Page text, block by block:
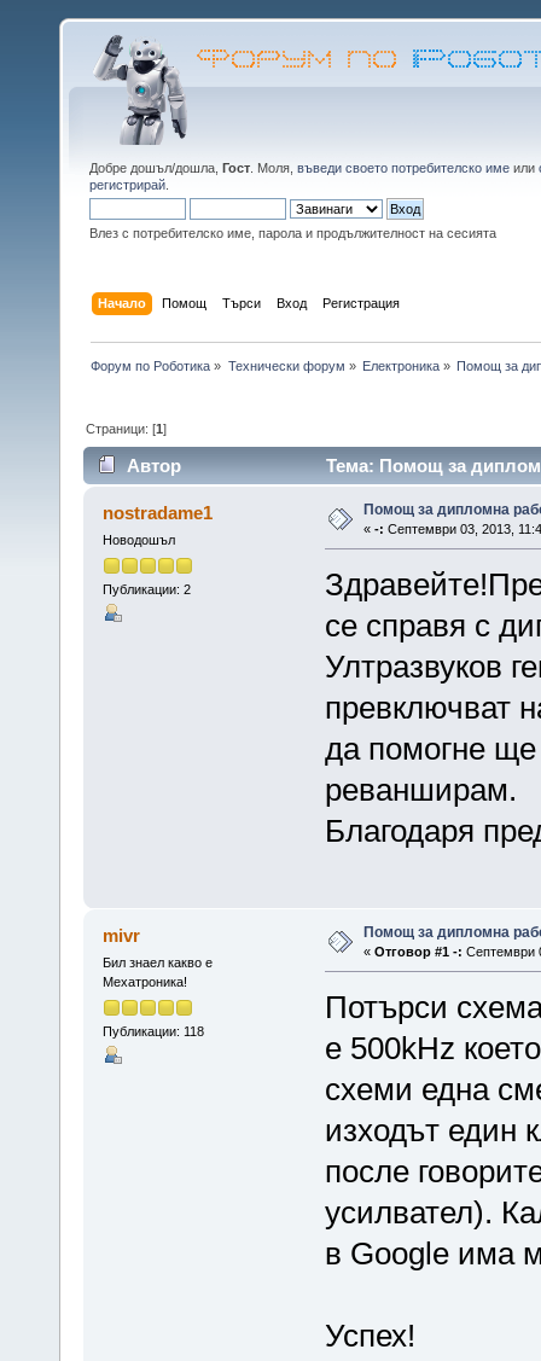
Добре дошъл/дошла, Гост . Моля, въведи своето потребителско име или
регистрирай
Влез с потребителско име, парола и продължителност на сесията
Начало Помощ Търси Вход Регистрация
Форум по Роботика » Технически форум » Електроника» Помощ за
Страници: [1]
Автор Тема: Помощ за
nostradame1
Новодошъл
Публикации: 2
Помощ за дипломна
« -: Септември 03, 2013,
се справя с
Ултразвуков
превключват
да помогне
реванширам.
Благодаря
mivr
Бил знаел какво е
Мехатроника!
Публикации: 118
Помощ за дипломна
« Отговор #1 -: Септември
Потърси
е 500kHz
схеми една
изходът един
после
усилвател).
в Google има
Успех!